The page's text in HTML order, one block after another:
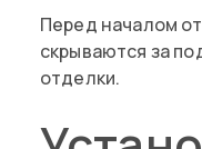
Перед началом
скрываются за
отделки.